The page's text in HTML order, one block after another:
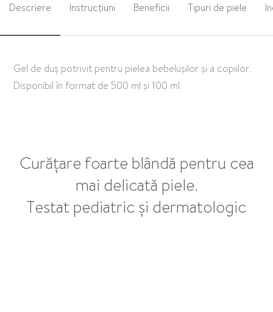
Descriere Instrucțiuni Beneficii Tipuri de piele
Gel de duș potrivit pentru pielea bebelușilor și a copiilor.
Disponibil în format de 500 ml și 100 ml.
Curățare foarte blândă pentru cea
mai delicată piele.
Testat pediatric și dermatologic